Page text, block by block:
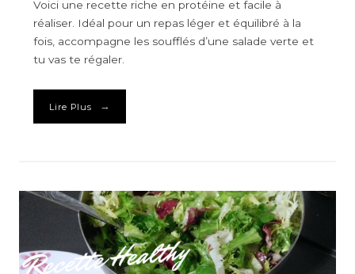
Voici une recette riche en protéine et facile à
réaliser. Idéal pour un repas léger et équilibré à la
fois, accompagne les soufflés d’une salade verte et
tu vas te régaler.
Lire Plus →